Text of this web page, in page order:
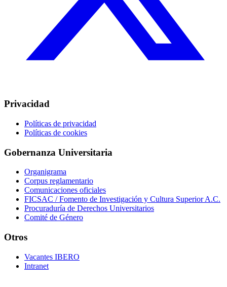
Privacidad
Políticas de privacidad
Políticas de cookies
Gobernanza Universitaria
Organigrama
Corpus reglamentario
Comunicaciones oficiales
FICSAC / Fomento de Investigación y Cultura Superior A.C.
Procuraduría de Derechos Universitarios
Comité de Género
Otros
Vacantes IBERO
Intranet